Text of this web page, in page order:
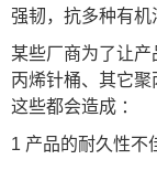
强韧，抗多种有机
某些厂商为了让
丙烯针桶、其它聚
这些都会造成 ：
1 产品的耐久性不